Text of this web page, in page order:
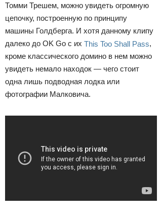
Томми Трешем, можно увидеть огромную
цепочку, построенную по принципу
машины Голдберга. И хотя данному клипу
далеко до OK Go с их This Too Shall Pass,
кроме классического домино в нем можно
увидеть немало находок — чего стоит
одна лишь подводная лодка или
фотографии Малковича.